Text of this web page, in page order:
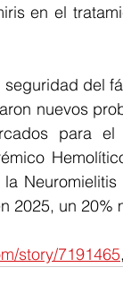
en el
del
nuevos
para el
2025, un 20%
story/7191465